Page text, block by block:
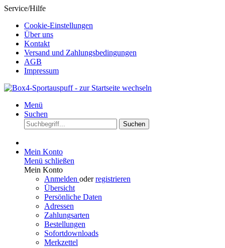
Service/Hilfe
Cookie-Einstellungen
Über uns
Kontakt
Versand und Zahlungsbedingungen
AGB
Impressum
Menü
Suchen
Suchen
Mein Konto
Menü schließen
Mein Konto
Anmelden oderregistrieren
Übersicht
Persönliche Daten
Adressen
Zahlungsarten
Bestellungen
Sofortdownloads
Merkzettel